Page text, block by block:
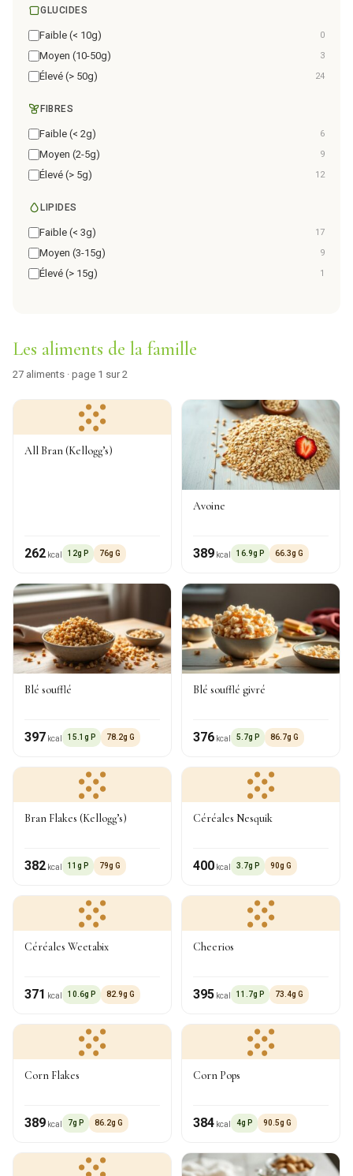
GLUCIDES
Faible (< 10g) 0
Moyen (10-50g) 3
Élevé (> 50g) 24
FIBRES
Faible (< 2g) 6
Moyen (2-5g) 9
Élevé (> 5g) 12
LIPIDES
Faible (< 3g) 17
Moyen (3-15g) 9
Élevé (> 15g) 1
Les aliments de la famille
27 aliments · page 1 sur 2
All Bran (Kellogg’s)
262 kcal 12g P 76g G
Avoine
389 kcal 16.9g P 66.3g G
Blé soufflé
397 kcal 15.1g P 78.2g G
Blé soufflé givré
376 kcal 5.7g P 86.7g G
Bran Flakes (Kellogg’s)
382 kcal 11g P 79g G
Céréales Nesquik
400 kcal 3.7g P 90g G
Céréales Weetabix
371 kcal 10.6g P 82.9g G
Cheerios
395 kcal 11.7g P 73.4g G
Corn Flakes
389 kcal 7g P 86.2g G
Corn Pops
384 kcal 4g P 90.5g G